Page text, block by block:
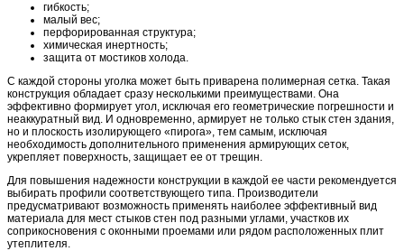
гибкость;
малый вес;
перфорированная структура;
химическая инертность;
защита от мостиков холода.
С каждой стороны уголка может быть приварена полимерная сетка. Такая
конструкция обладает сразу несколькими преимуществами. Она
эффективно формирует угол, исключая его геометрические погрешности и
неаккуратный вид. И одновременно, армирует не только стык стен здания,
но и плоскость изолирующего «пирога», тем самым, исключая
необходимость дополнительного применения армирующих сеток,
укрепляет поверхность, защищает ее от трещин.
Для повышения надежности конструкции в каждой ее части рекомендуется
выбирать профили соответствующего типа. Производители
предусматривают возможность применять наиболее эффективный вид
материала для мест стыков стен под разными углами, участков их
соприкосновения с оконными проемами или рядом расположенных плит
утеплителя.